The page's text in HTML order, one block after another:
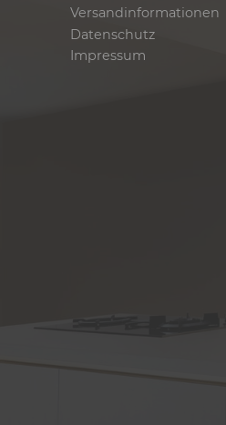
Versandinformationen
Datenschutz
Impressum